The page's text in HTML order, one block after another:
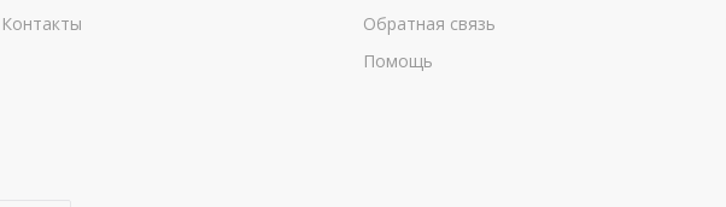
Контакты
Обратная связь
Помощь